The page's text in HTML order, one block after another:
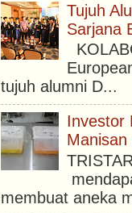
Tujuh
Sarjana
tujuh alumni D...
Investor
membuat aneka